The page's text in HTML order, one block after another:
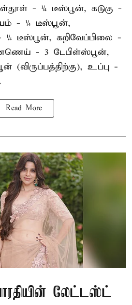
- ¼ டீஸ்பூன், கடுகு -
- ¼ டீஸ்பூன்,
¼ டீஸ்பூன், கறிவேப்பிலை -
- 3 டேபிள்ஸ்பூன்,
உப்பு -
Read More
லேட்டஸ்ட்